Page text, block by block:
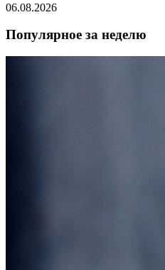
06.08.2026
Популярное за неделю